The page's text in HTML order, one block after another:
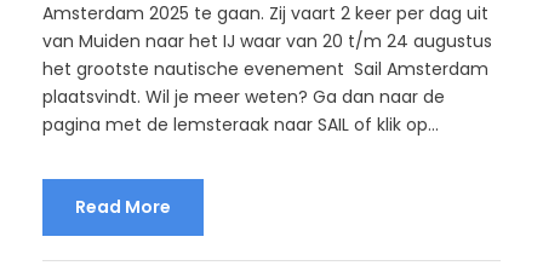
Amsterdam 2025 te gaan. Zij vaart 2 keer per dag uit
van Muiden naar het IJ waar van 20 t/m 24 augustus
het grootste nautische evenement Sail Amsterdam
plaatsvindt. Wil je meer weten? Ga dan naar de
pagina met de lemsteraak naar SAIL of klik op...
Read More